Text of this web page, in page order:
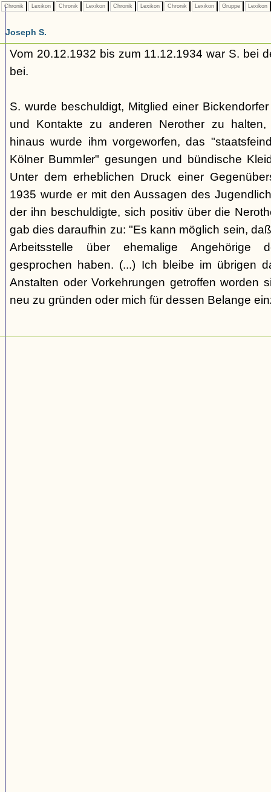
Chronik Lexikon Chronik Lexikon Chronik Lexikon Chronik Lexikon Gruppe Lexikon
Joseph S.
Vom 20.12.1932 bis zum 11.12.1934 war S. bei
bei.
S. wurde beschuldigt, Mitglied einer
und Kontakte zu anderen Nerother zu
hinaus wurde ihm vorgeworfen, das
Kölner Bummler" gesungen und bündische
Unter dem erheblichen Druck einer
1935 wurde er mit den Aussagen des
der ihn beschuldigte, sich positiv über die
gab dies daraufhin zu: "Es kann möglich sein,
Arbeitsstelle über ehemalige Angehörige
gesprochen haben. (...) Ich bleibe im übrigen
Anstalten oder Vorkehrungen getroffen worden
neu zu gründen oder mich für dessen Belange